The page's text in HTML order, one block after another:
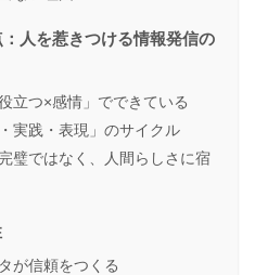
人を惹きつける情報発信の
立つ×感情」でできている
実践・表現」のサイクル
璧ではなく、人間らしさに宿
が信頼をつくる